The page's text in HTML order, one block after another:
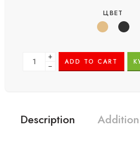
ЦВЕТ
+
−
ADD TO CART
Description